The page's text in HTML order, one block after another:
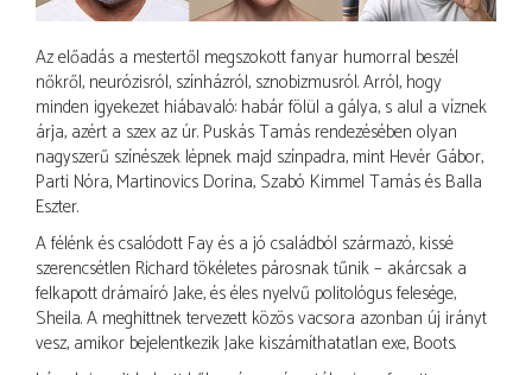
Az előadás a mestertől megszokott fanyar humorral beszél
nőkről, neurózisról, színházról, sznobizmusról. Arról, hogy
minden igyekezet hiábavaló: habár fölül a gálya, s alul a víznek
árja, azért a szex az úr. Puskás Tamás rendezésében olyan
nagyszerű színészek lépnek majd színpadra, mint Hevér Gábor,
Parti Nóra, Martinovics Dorina, Szabó Kimmel Tamás és Balla
Eszter.
A félénk és csalódott Fay és a jó családból származó, kissé
szerencsétlen Richard tökéletes párosnak tűnik – akárcsak a
felkapott drámaíró Jake, és éles nyelvű politológus felesége,
Sheila. A meghittnek tervezett közös vacsora azonban új irányt
vesz, amikor bejelentkezik Jake kiszámíthatatlan exe, Boots.